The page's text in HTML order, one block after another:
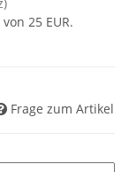
25 EUR.
Frage zum Artikel